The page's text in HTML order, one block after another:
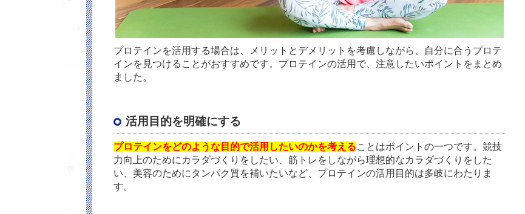
プロテインを活用する場合は、メリットとデメリットを考慮しながら、自分に合うプロテ
インを見つけることがおすすめです。プロテインの活用で、注意したいポイントをまとめ
ました。
活用目的を明確にする
プロテインをどのような目的で活用したいのかを考えることはポイントの一つです。競技
力向上のためにカラダづくりをしたい、筋トレをしながら理想的なカラダづくりをした
い、美容のためにタンパク質を補いたいなど、プロテインの活用目的は多岐にわたりま
す。